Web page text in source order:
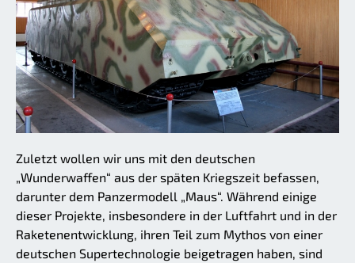
Zuletzt wollen wir uns mit den deutschen
„Wunderwaffen“ aus der späten Kriegszeit befassen,
darunter dem Panzermodell „Maus“. Während einige
dieser Projekte, insbesondere in der Luftfahrt und in der
Raketenentwicklung, ihren Teil zum Mythos von einer
deutschen Supertechnologie beigetragen haben, sind